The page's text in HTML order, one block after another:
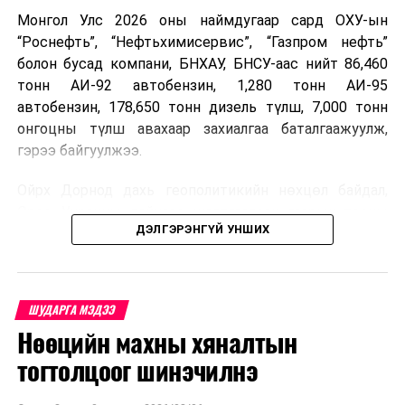
Монгол Улс 2026 оны наймдугаар сард ОХУ-ын
“Роснефть”, “Нефтьхимисервис”, “Газпром нефть”
болон бусад компани, БНХАУ, БНСУ-аас нийт 86,460
тонн АИ-92 автобензин, 1,280 тонн АИ-95
автобензин, 178,650 тонн дизель түлш, 7,000 тонн
онгоцны түлш авахаар захиалгаа баталгаажуулж,
гэрээ байгуулжээ.
Орос, Украины дайнаас шалтгаалсан газрын тосны
үнийн өсөлт дэлхийн зах зээлд буураагүй байна.
дахин өсөж, ОХУ болон бусад эх үүсвэрээс худалдан
авах шатахууны үнэ 1,200-2,000 ам.долларт хүрчээ.
Иймд дотоодын зах зээл дэх үнийн өсөлтийг
сааруулахын тулд гаалийн болон онцгой албан
татварыг тэглэх шаардлага үүссэнийг салбарын сайд
ДЭЛГЭРЭНГҮЙ УНШИХ
ШУДАРГА МЭДЭЭ
Нөөцийн махны хяналтын
тогтолцоог шинэчилнэ